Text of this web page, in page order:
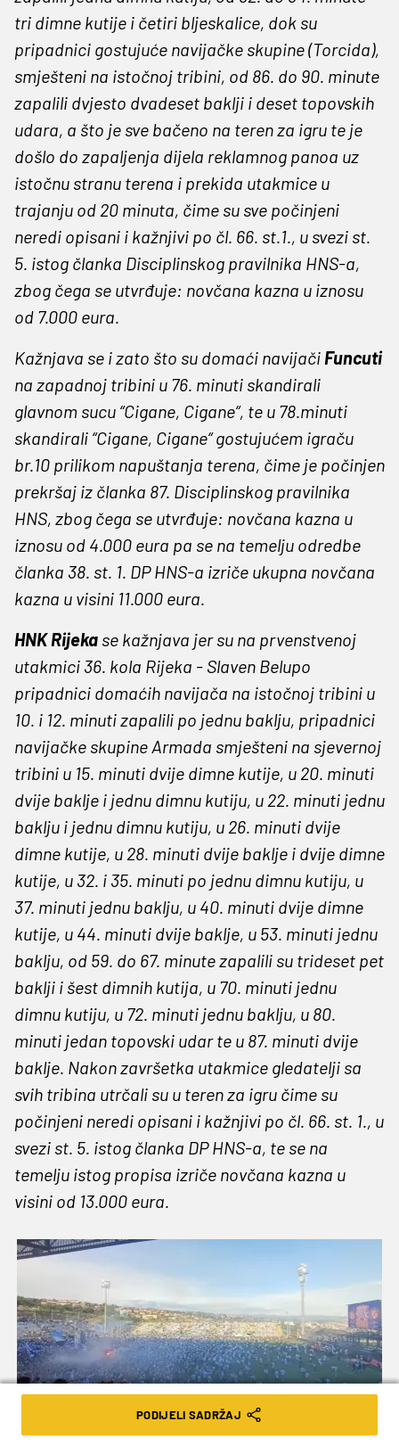
tri dimne kutije i četiri bljeskalice, dok su
pripadnici gostujuće navijačke skupine (Torcida),
smješteni na istočnoj tribini, od 86. do 90. minute
zapalili dvjesto dvadeset baklji i deset topovskih
udara, a što je sve bačeno na teren za igru te je
došlo do zapaljenja dijela reklamnog panoa uz
istočnu stranu terena i prekida utakmice u
trajanju od 20 minuta, čime su sve počinjeni
neredi opisani i kažnjivi po čl. 66. st.1., u svezi st.
5. istog članka Disciplinskog pravilnika HNS-a,
zbog čega se utvrđuje: novčana kazna u iznosu
od 7.000 eura.
Kažnjava se i zato što su domaći navijači Funcuti
na zapadnoj tribini u 76. minuti skandirali
glavnom sucu “Cigane, Cigane“, te u 78.minuti
skandirali “Cigane, Cigane“ gostujućem igraču
br.10 prilikom napuštanja terena, čime je počinjen
prekršaj iz članka 87. Disciplinskog pravilnika
HNS, zbog čega se utvrđuje: novčana kazna u
iznosu od 4.000 eura pa se na temelju odredbe
članka 38. st. 1. DP HNS-a izriče ukupna novčana
kazna u visini 11.000 eura.
HNK Rijeka se kažnjava jer su na prvenstvenoj
utakmici 36. kola Rijeka - Slaven Belupo
pripadnici domaćih navijača na istočnoj tribini u
10. i 12. minuti zapalili po jednu baklju, pripadnici
navijačke skupine Armada smješteni na sjevernoj
tribini u 15. minuti dvije dimne kutije, u 20. minuti
dvije baklje i jednu dimnu kutiju, u 22. minuti jednu
baklju i jednu dimnu kutiju, u 26. minuti dvije
dimne kutije, u 28. minuti dvije baklje i dvije dimne
kutije, u 32. i 35. minuti po jednu dimnu kutiju, u
37. minuti jednu baklju, u 40. minuti dvije dimne
kutije, u 44. minuti dvije baklje, u 53. minuti jednu
baklju, od 59. do 67. minute zapalili su trideset pet
baklji i šest dimnih kutija, u 70. minuti jednu
dimnu kutiju, u 72. minuti jednu baklju, u 80.
minuti jedan topovski udar te u 87. minuti dvije
baklje. Nakon završetka utakmice gledatelji sa
svih tribina utrčali su u teren za igru čime su
počinjeni neredi opisani i kažnjivi po čl. 66. st. 1., u
svezi st. 5. istog članka DP HNS-a, te se na
temelju istog propisa izriče novčana kazna u
visini od 13.000 eura.
PODIJELI SADRŽAJ